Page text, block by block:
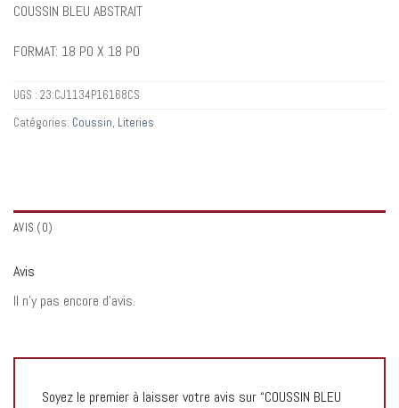
COUSSIN BLEU ABSTRAIT
FORMAT: 18 PO X 18 PO
UGS : 23:CJ1134P16168CS
Catégories: Coussin, Literies
AVIS (0)
Avis
Il n’y pas encore d’avis.
Soyez le premier à laisser votre avis sur “COUSSIN BLEU